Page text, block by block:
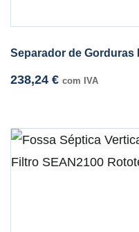
Separador de Gorduras
238,24 € com IVA